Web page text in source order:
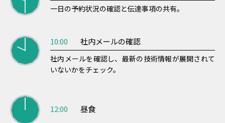
一日の予約状況の確認と伝達事項の共有。
10:00 社内メールの確認
社内メールを確認し、最新の技術情報が展開されて
いないかをチェック。
12:00 昼食